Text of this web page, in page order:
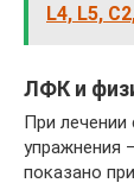
L4, L5,
ЛФК и
При лечении
упражнения
показано